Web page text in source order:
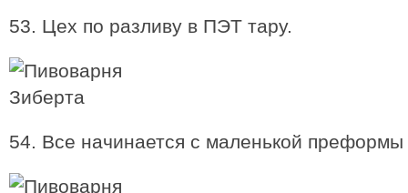
53. Цех по разливу в ПЭТ тару.
54. Все начинается с маленькой преформы